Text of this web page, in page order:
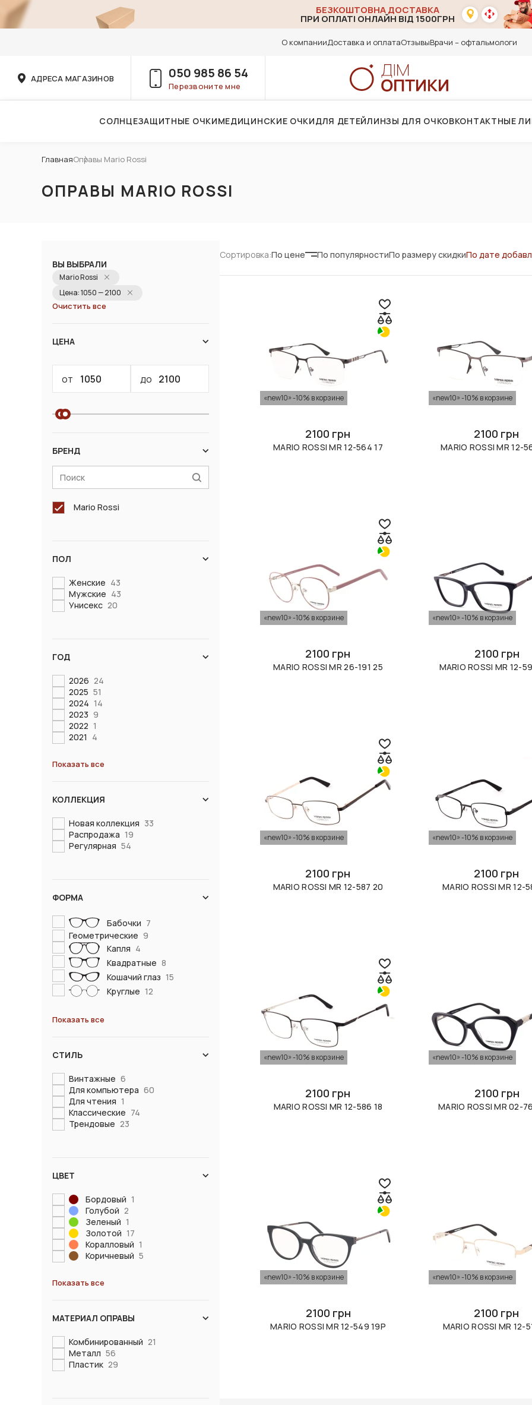
БЕЗКОШТОВНА ДОСТАВКА
ПРИ ОПЛАТІ ОНЛАЙН ВІД 1500ГРН
О компанииДоставка и оплатаОтзывыВрачи – офтальмологи
АДРЕСА МАГАЗИНОВ 050 985 86 54
Перезвоните мне
СОЛНЦЕЗАЩИТНЫЕ ОЧКИМЕДИЦИНСКИЕ ОЧКИДЛЯ ДЕТЕЙЛИНЗЫ ДЛЯ ОЧКОВКОНТАКТНЫЕ
ГлавнаяОправы Mario Rossi
ОПРАВЫ MARIO ROSSI
ВЫ ВЫБРАЛИ
Mario Rossi
Цена: 1050 — 2100
Очистить все
ЦЕНА
от до
БРЕНД
Mario Rossi
ПОЛ
Женские 43
Мужские 43
Унисекс 20
ГОД
2026 24
2025 51
2024 14
2023 9
2022 1
2021 4
Показать все
КОЛЛЕКЦИЯ
Новая коллекция 33
Распродажа 19
Регулярная 54
ФОРМА
Бабочки 7
Геометрические 9
Капля 4
Квадратные 8
Кошачий глаз 15
Круглые 12
Показать все
СТИЛЬ
Винтажные 6
Для компьютера 60
Для чтения 1
Классические 74
Трендовые 23
ЦВЕТ
Бордовый 1
Голубой 2
Зеленый 1
Золотой 17
Коралловый 1
Коричневый 5
Показать все
МАТЕРИАЛ ОПРАВЫ
Комбинированный 21
Металл 56
Пластик 29
Сортировка:По цене По популярностиПо размеру скидкиПо дате
«new10» -10% в корзине
2100 грн
MARIO ROSSI MR 12-564 17
«new10» -10% в корзине
2100 грн
MARIO ROSSI MR 12-
«new10» -10% в корзине
2100 грн
MARIO ROSSI MR 26-191 25
«new10» -10% в корзине
2100 грн
MARIO ROSSI MR 12-
«new10» -10% в корзине
2100 грн
MARIO ROSSI MR 12-587 20
«new10» -10% в корзине
2100 грн
MARIO ROSSI MR 12-
«new10» -10% в корзине
2100 грн
MARIO ROSSI MR 12-586 18
«new10» -10% в корзине
2100 грн
MARIO ROSSI MR 02-
«new10» -10% в корзине
2100 грн
MARIO ROSSI MR 12-549 19P
«new10» -10% в корзине
2100 грн
MARIO ROSSI MR 12-